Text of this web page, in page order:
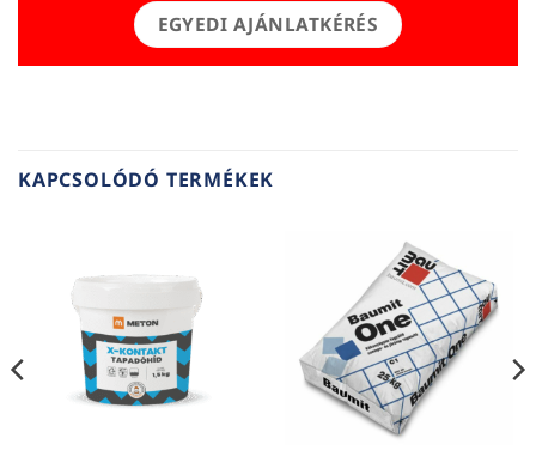
EGYEDI AJÁNLATKÉRÉS
KAPCSOLÓDÓ TERMÉKEK